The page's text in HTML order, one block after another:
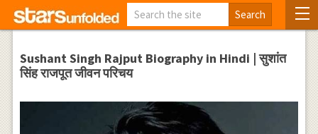
Sushant Singh Rajput Biography in Hindi | सुशांत
सिंह राजपूत जीवन परिचय